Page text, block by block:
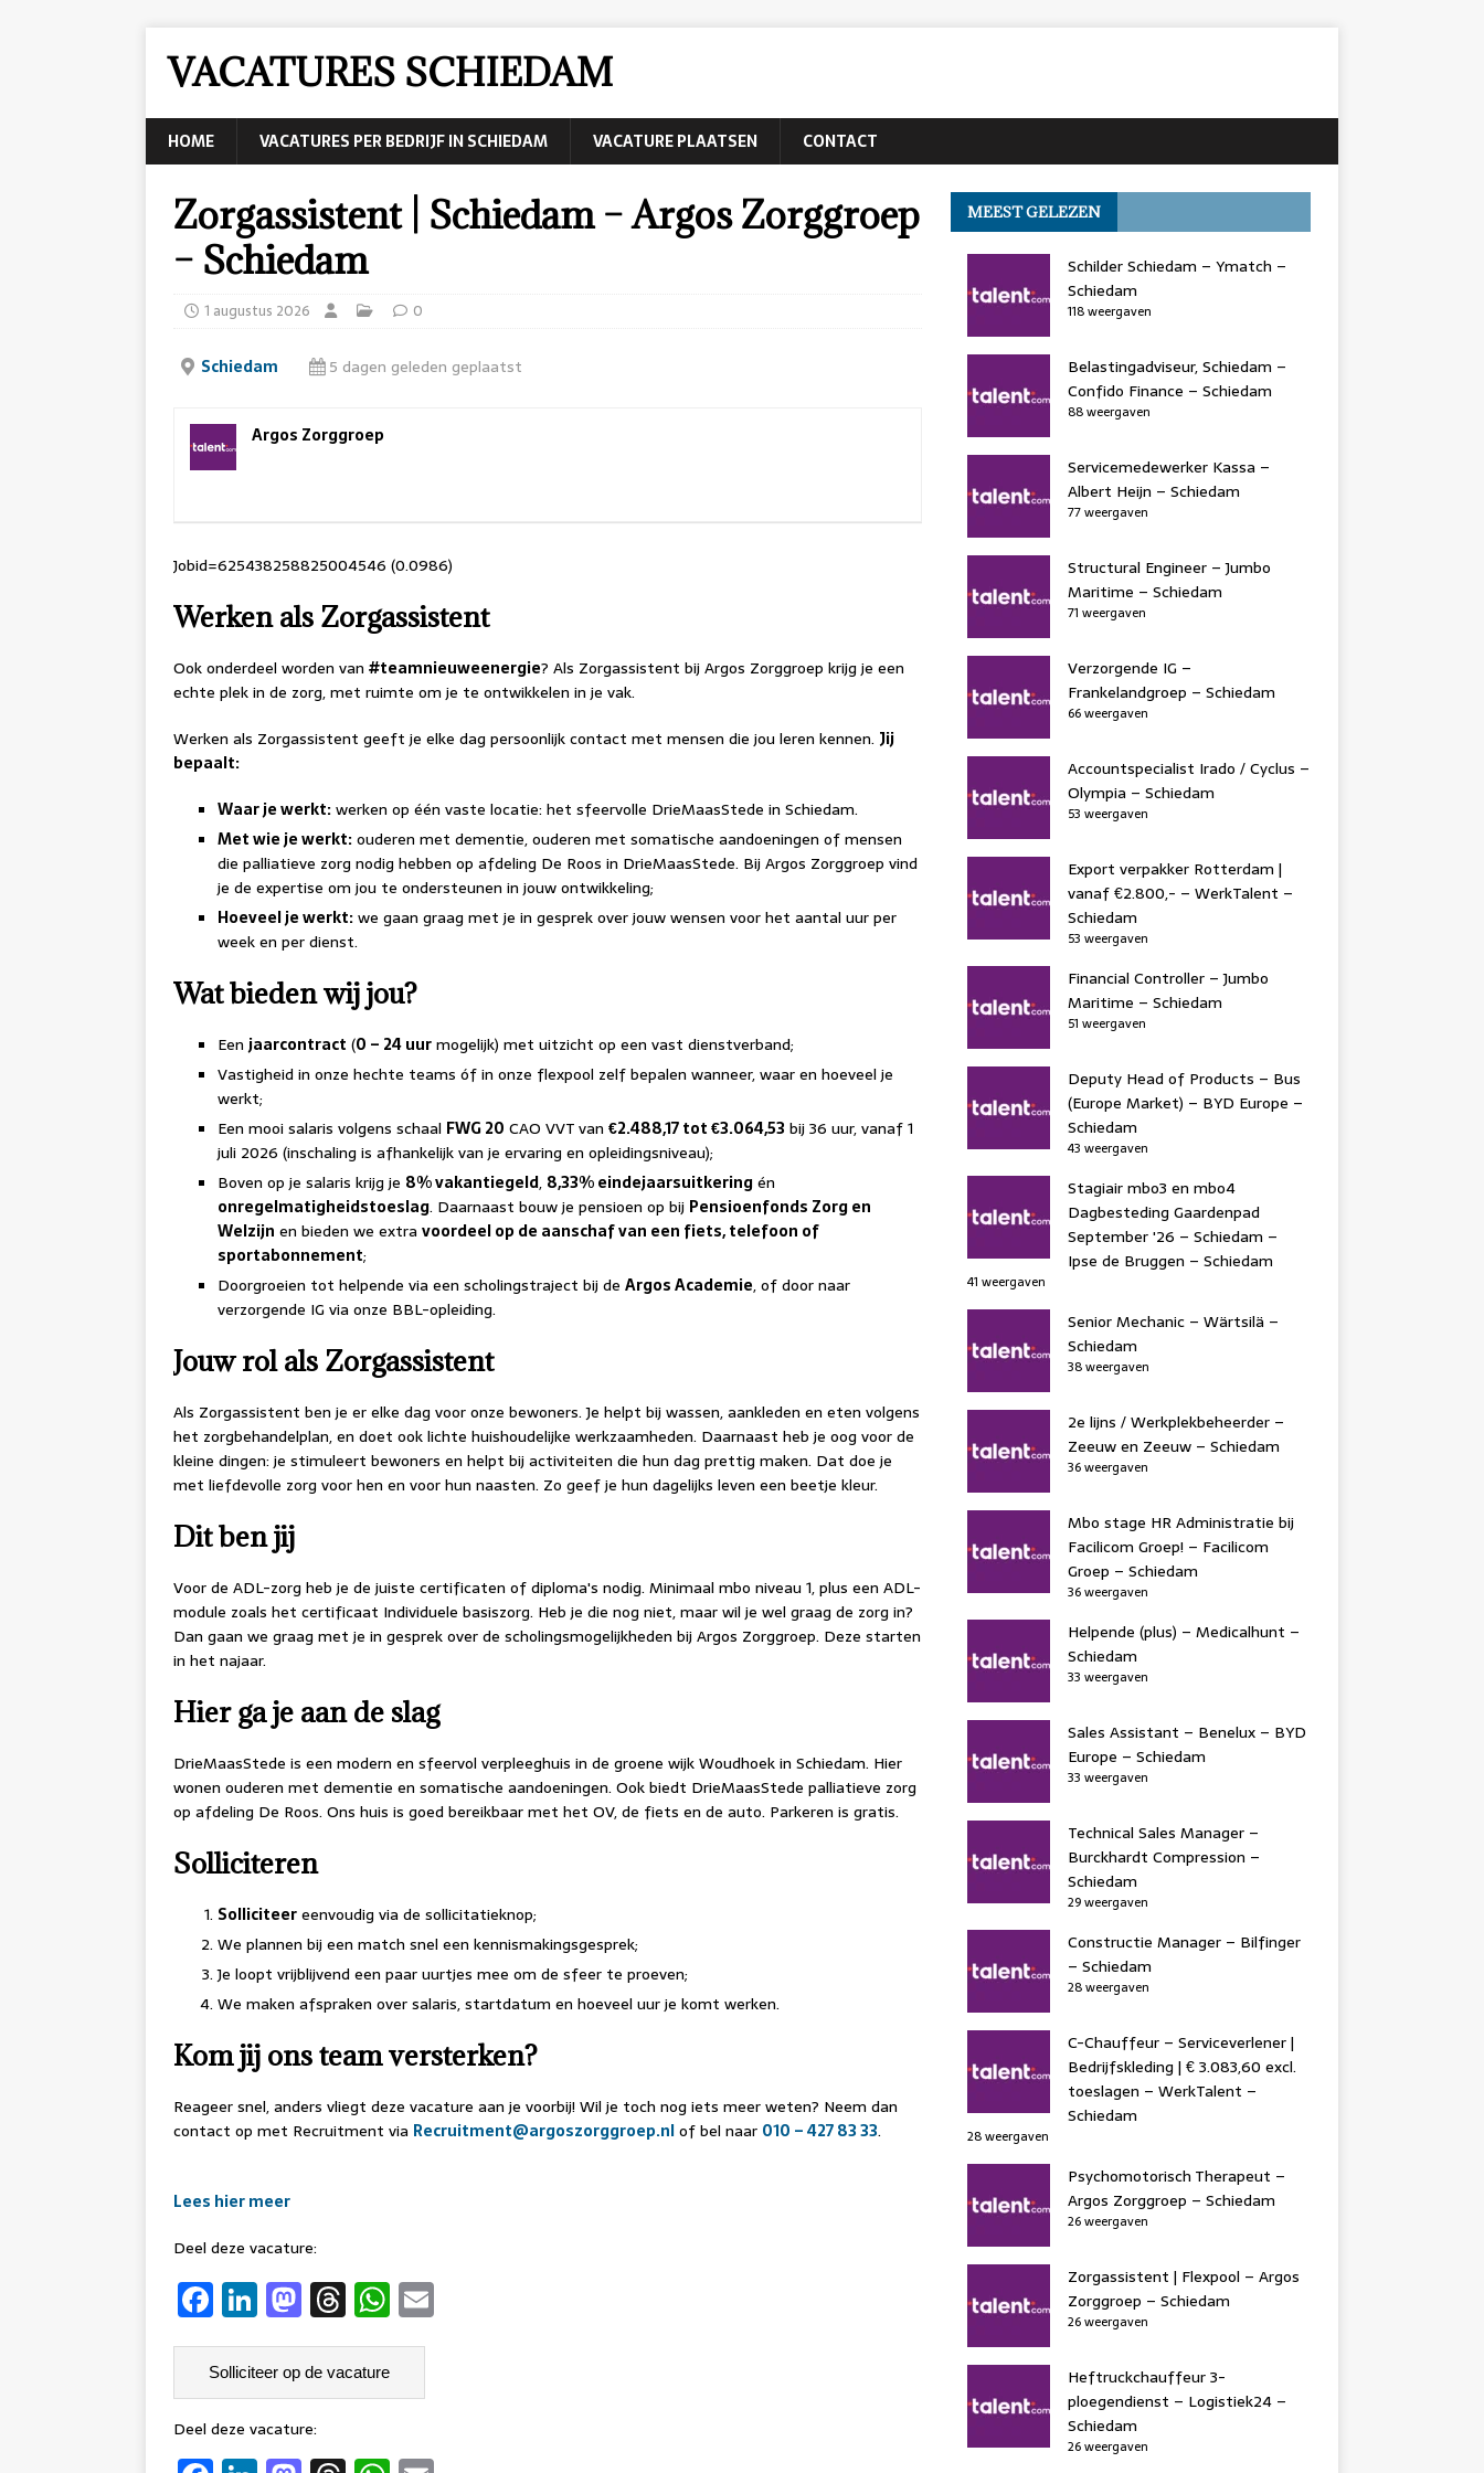
VACATURES SCHIEDAM
HOME VACATURES PER BEDRIJF IN SCHIEDAM VACATURE PLAATSEN CONTACT
Zorgassistent | Schiedam – Argos Zorggroep
– Schiedam
1 augustus 2026 0
Schiedam 5 dagen geleden geplaatst
Argos Zorggroep
Jobid=625438258825004546 (0.0986)
Werken als Zorgassistent
Ook onderdeel worden van #teamnieuweenergie? Als Zorgassistent bij Argos Zorggroep krijg je een
echte plek in de zorg, met ruimte om je te ontwikkelen in je vak.
Werken als Zorgassistent geeft je elke dag persoonlijk contact met mensen die jou leren kennen. Jij
bepaalt:
Waar je werkt:werken op één vaste locatie: het sfeervolle DrieMaasStede in Schiedam.
Met wie je werkt:ouderen met dementie, ouderen met somatische aandoeningen of mensen
die palliatieve zorg nodig hebben op afdeling De Roos in DrieMaasStede. Bij Argos Zorggroep vind
je de expertise om jou te ondersteunen in jouw ontwikkeling;
Hoeveel je werkt:we gaan graag met je in gesprek over jouw wensen voor het aantal uur per
week en per dienst.
Wat bieden wij jou?
Een jaarcontract (0 – 24 uurmogelijk) met uitzicht op een vast dienstverband;
Vastigheid in onze hechte teams óf in onze flexpool zelf bepalen wanneer, waar en hoeveel je
werkt;
Een mooi salaris volgens schaal FWG 20 CAO VVT van €2.488,17 tot €3.064,53 bij 36 uur, vanaf 1
juli 2026 (inschaling is afhankelijk van je ervaring en opleidingsniveau);
Boven op je salaris krijg je 8% vakantiegeld, 8,33% eindejaarsuitkeringén
onregelmatigheidstoeslag. Daarnaast bouw je pensioen op bij Pensioenfonds Zorg en
Welzijn en bieden we extra voordeel op de aanschaf van een fiets, telefoon of
sportabonnement;
Doorgroeien tot helpende via een scholingstraject bij de Argos Academie, of door naar
verzorgende IG via onze BBL-opleiding.
Jouw rol als Zorgassistent
Als Zorgassistent ben je er elke dag voor onze bewoners. Je helpt bij wassen, aankleden en eten volgens
het zorgbehandelplan, en doet ook lichte huishoudelijke werkzaamheden. Daarnaast heb je oog voor de
kleine dingen: je stimuleert bewoners en helpt bij activiteiten die hun dag prettig maken. Dat doe je
met liefdevolle zorg voor hen en voor hun naasten. Zo geef je hun dagelijks leven een beetje kleur.
Dit ben jij
Voor de ADL-zorg heb je de juiste certificaten of diploma's nodig. Minimaal mbo niveau 1, plus een ADL-
module zoals het certificaat Individuele basiszorg. Heb je die nog niet, maar wil je wel graag de zorg in?
Dan gaan we graag met je in gesprek over de scholingsmogelijkheden bij Argos Zorggroep. Deze starten
in het najaar.
Hier ga je aan de slag
DrieMaasStede is een modern en sfeervol verpleeghuis in de groene wijk Woudhoek in Schiedam. Hier
wonen ouderen met dementie en somatische aandoeningen. Ook biedt DrieMaasStede palliatieve zorg
op afdeling De Roos. Ons huis is goed bereikbaar met het OV, de fiets en de auto. Parkeren is gratis.
Solliciteren
Solliciteereenvoudig via de sollicitatieknop;
We plannen bij een match snel een kennismakingsgesprek;
Je loopt vrijblijvend een paar uurtjes mee om de sfeer te proeven;
We maken afspraken over salaris, startdatum en hoeveel uur je komt werken.
Kom jij ons team versterken?
Reageer snel, anders vliegt deze vacature aan je voorbij! Wil je toch nog iets meer weten? Neem dan
contact op met Recruitment via Recruitment@argoszorggroep.nlof bel naar 010 – 427 83 33.
Lees hier meer
Deel deze vacature:
F
a
c
e
b
Li
n
k
e
dI
M
a
st
o
d
T
h
re
a
W
h
s
Deel deze vacature:
MEEST GELEZEN
Schilder Schiedam – Ymatch –
Schiedam
118 weergaven
Belastingadviseur, Schiedam –
Confido Finance – Schiedam
88 weergaven
Servicemedewerker Kassa –
Albert Heijn – Schiedam
77 weergaven
Structural Engineer – Jumbo
Maritime – Schiedam
71 weergaven
Verzorgende IG –
Frankelandgroep – Schiedam
66 weergaven
Accountspecialist Irado / Cyclus –
Olympia – Schiedam
53 weergaven
Export verpakker Rotterdam |
vanaf €2.800,- – WerkTalent –
Schiedam
53 weergaven
Financial Controller – Jumbo
Maritime – Schiedam
51 weergaven
Deputy Head of Products – Bus
(Europe Market) – BYD Europe –
Schiedam
43 weergaven
Stagiair mbo3 en mbo4
Dagbesteding Gaardenpad
September '26 – Schiedam –
Ipse de Bruggen – Schiedam
41 weergaven
Senior Mechanic – Wärtsilä –
Schiedam
38 weergaven
2e lijns / Werkplekbeheerder –
Zeeuw en Zeeuw – Schiedam
36 weergaven
Mbo stage HR Administratie bij
Facilicom Groep! – Facilicom
Groep – Schiedam
36 weergaven
Helpende (plus) – Medicalhunt –
Schiedam
33 weergaven
Sales Assistant – Benelux – BYD
Europe – Schiedam
33 weergaven
Technical Sales Manager –
Burckhardt Compression –
Schiedam
29 weergaven
Constructie Manager – Bilfinger
– Schiedam
28 weergaven
C-Chauffeur – Serviceverlener |
Bedrijfskleding | € 3.083,60 excl.
toeslagen – WerkTalent –
Schiedam
28 weergaven
Psychomotorisch Therapeut –
Argos Zorggroep – Schiedam
26 weergaven
Zorgassistent | Flexpool – Argos
Zorggroep – Schiedam
26 weergaven
Heftruckchauffeur 3-
ploegendienst – Logistiek24 –
Schiedam
26 weergaven